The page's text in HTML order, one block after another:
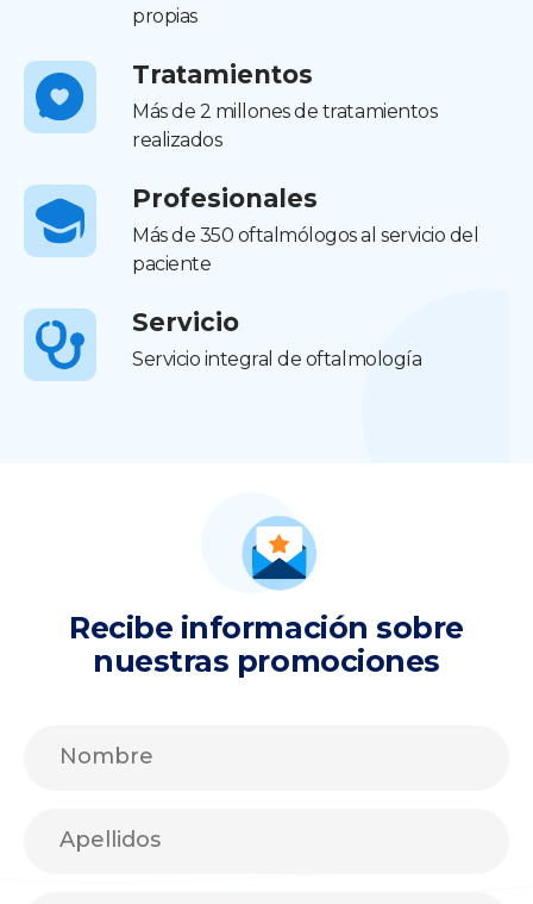
propias
Tratamientos
Más de 2 millones de tratamientos
realizados
Profesionales
Más de 350 oftalmólogos al servicio del
paciente
Servicio
Servicio integral de oftalmología
Recibe información sobre
nuestras promociones